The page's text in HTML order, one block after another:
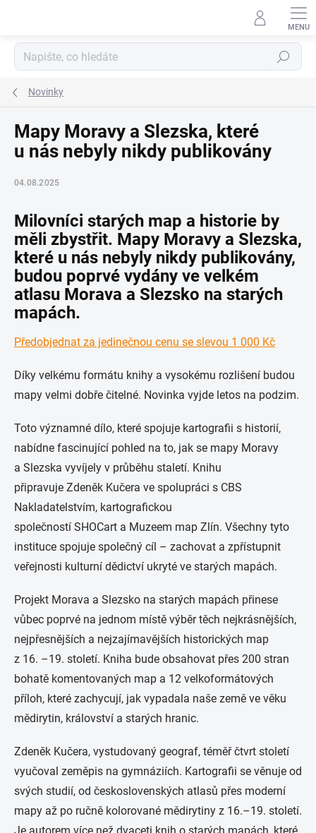
Hledat
Novinky
Mapy Moravy a Slezska, které
u nás nebyly nikdy publikovány
04.08.2025
Milovníci starých map a historie by
měli zbystřit. Mapy Moravy a Slezska,
které u nás nebyly nikdy publikovány,
budou poprvé vydány ve velkém
atlasu Morava a Slezsko na starých
mapách.
Předobjednat za jedinečnou cenu se slevou 1 000 Kč
Díky velkému formátu knihy a vysokému rozlišení budou
mapy velmi dobře čitelné. Novinka vyjde letos na podzim.
Toto významné dílo, které spojuje kartografii s historií,
nabídne fascinující pohled na to, jak se mapy Moravy
a Slezska vyvíjely v průběhu staletí. Knihu
připravuje Zdeněk Kučera ve spolupráci s CBS
Nakladatelstvím, kartografickou
společností SHOCart a Muzeem map Zlín. Všechny tyto
instituce spojuje společný cíl – zachovat a zpřístupnit
veřejnosti kulturní dědictví ukryté ve starých mapách.
Projekt Morava a Slezsko na starých mapách přinese
vůbec poprvé na jednom místě výběr těch nejkrásnějších,
nejpřesnějších a nejzajímavějších historických map
z 16. –19. století. Kniha bude obsahovat přes 200 stran
bohatě komentovaných map a 12 velkoformátových
příloh, které zachycují, jak vypadala naše země ve věku
mědirytin, království a starých hranic.
Zdeněk Kučera, vystudovaný geograf, téměř čtvrt století
vyučoval zeměpis na gymnáziích. Kartografii se věnuje od
svých studií, od československých atlasů přes moderní
mapy až po ručně kolorované mědirytiny z 16.–19. století.